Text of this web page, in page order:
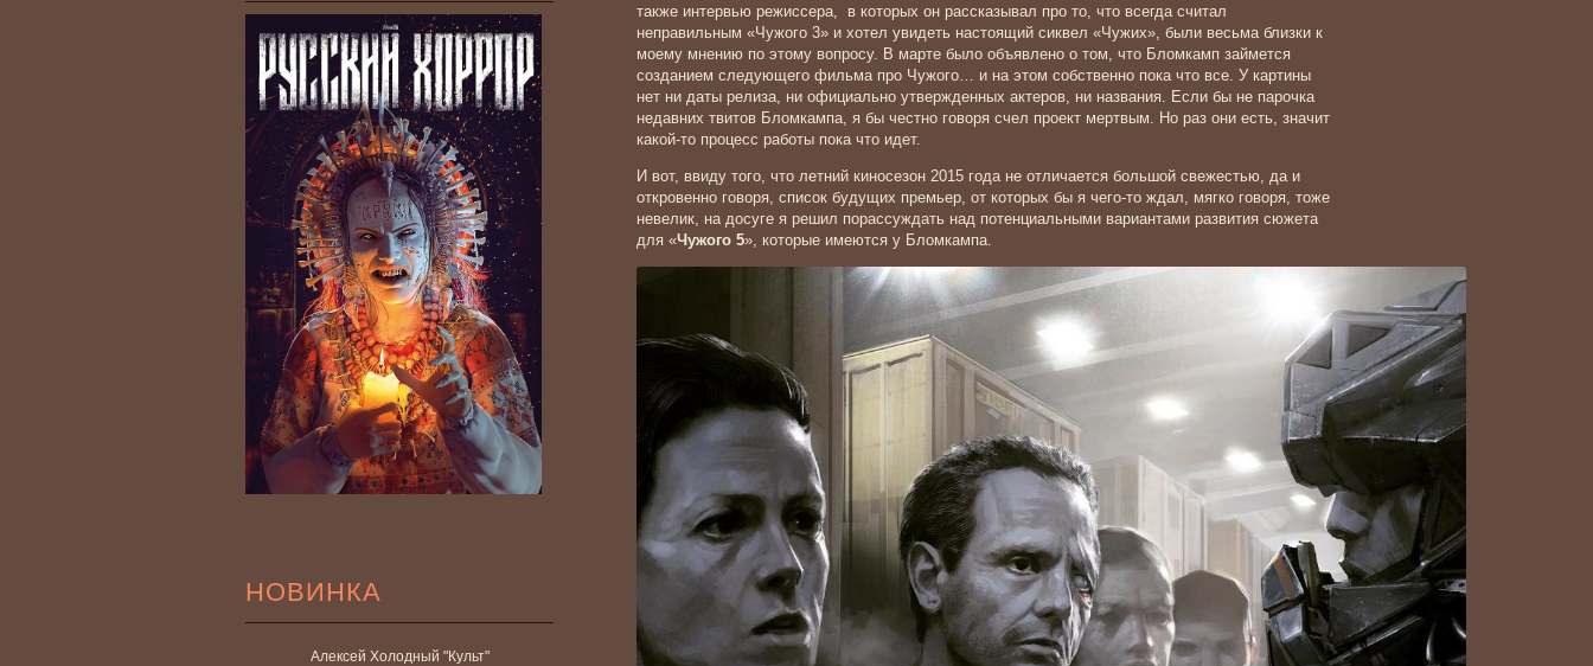
НОВИНКА
Алексей Холодный "Культ"
также интервью режиссера, в которых он рассказывал про то, что всегда считал
неправильным «Чужого 3» и хотел увидеть настоящий сиквел «Чужих», были весьма близки к
моему мнению по этому вопросу. В марте было объявлено о том, что Бломкамп займется
созданием следующего фильма про Чужого… и на этом собственно пока что все. У картины
нет ни даты релиза, ни официально утвержденных актеров, ни названия. Если бы не парочка
недавних твитов Бломкампа, я бы честно говоря счел проект мертвым. Но раз они есть, значит
какой-то процесс работы пока что идет.
И вот, ввиду того, что летний киносезон 2015 года не отличается большой свежестью, да и
откровенно говоря, список будущих премьер, от которых бы я чего-то ждал, мягко говоря, тоже
невелик, на досуге я решил порассуждать над потенциальными вариантами развития сюжета
для «Чужого 5», которые имеются у Бломкампа.